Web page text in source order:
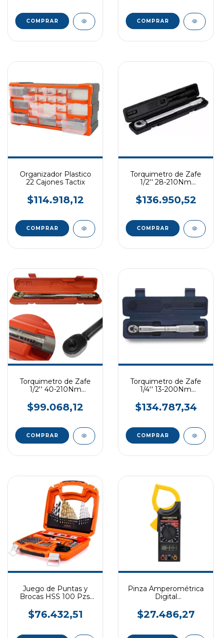
Organizador Plastico
22 Cajones Tactix
$114.918,12
Torquimetro de Zafe
1/2'' 28-210Nm
$136.950,52
Torquimetro de Zafe
1/2'' 40-210Nm
$99.068,12
Torquimetro de Zafe
1/4'' 13-200Nm
$134.787,34
Juego de Puntas y
Brocas HSS 100 Pzs.
$76.432,51
Pinza Amperométrica
Digital
$27.486,27